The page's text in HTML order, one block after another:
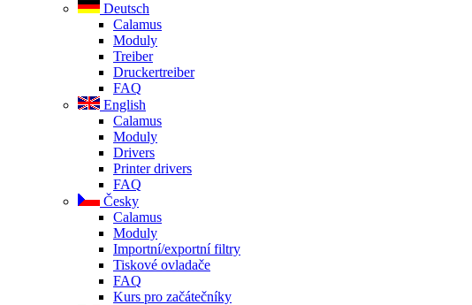
Deutsch
Calamus
Moduly
Treiber
Druckertreiber
FAQ
English
Calamus
Moduly
Drivers
Printer drivers
FAQ
Česky
Calamus
Moduly
Importní/exportní filtry
Tiskové ovladače
FAQ
Kurs pro začátečníky